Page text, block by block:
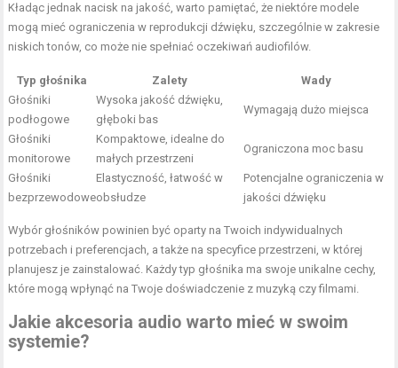
Kładąc jednak nacisk na jakość, warto pamiętać, że niektóre modele
mogą mieć ograniczenia w reprodukcji dźwięku, szczególnie w zakresie
niskich tonów, co może nie spełniać oczekiwań audiofilów.
Typ głośnika Zalety
Wady
Głośniki
podłogowe
Wysoka jakość dźwięku,
głęboki bas
Wymagają dużo miejsca
Głośniki
monitorowe
Kompaktowe, idealne do
małych przestrzeni
Ograniczona moc basu
Głośniki
bezprzewodowe
Elastyczność, łatwość w
obsłudze
Potencjalne ograniczenia w
jakości dźwięku
Wybór głośników powinien być oparty na Twoich indywidualnych
potrzebach i preferencjach, a także na specyfice przestrzeni, w której
planujesz je zainstalować. Każdy typ głośnika ma swoje unikalne cechy,
które mogą wpłynąć na Twoje doświadczenie z muzyką czy filmami.
Jakie akcesoria audio warto mieć w swoim
systemie?